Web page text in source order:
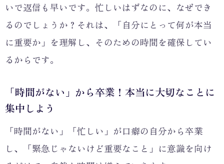
いで返信も早いです。忙しいはずなのに、なぜでき
るのでしょうか？それは、「自分にとって何が本当
に重要か」を理解し、そのための時間を確保してい
るからです。
「時間がない」から卒業！本当に大切なことに
集中しよう
「時間がない」「忙しい」が口癖の自分から卒業
し、「緊急じゃないけど重要なこと」に意識を向け